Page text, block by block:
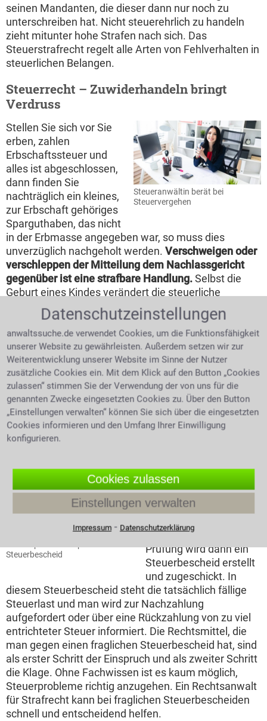
seinen Mandanten, die dieser dann nur noch zu
unterschreiben hat. Nicht steuerehrlich zu handeln
zieht mitunter hohe Strafen nach sich. Das
Steuerstrafrecht regelt alle Arten von Fehlverhalten in
steuerlichen Belangen.
Steuerrecht – Zuwiderhandeln bringt
Verdruss
Steueranwältin berät bei
Steuervergehen
Stellen Sie sich vor Sie
erben, zahlen
Erbschaftssteuer und
alles ist abgeschlossen,
dann finden Sie
nachträglich ein kleines,
zur Erbschaft gehöriges
Sparguthaben, das nicht
in der Erbmasse angegeben war, so muss dies
unverzüglich nachgeholt werden. Verschweigen oder
verschleppen der Mitteilung dem Nachlassgericht
gegenüber ist eine strafbare Handlung.Selbst die
Geburt eines Kindes verändert die steuerliche
Situation und muss angegeben werden. Ein
Firmeninhaber hat jedoch noch mit viel komplexeren
steuerlichen Themen zu kämpfen, die steuerliches
Fachwissen erfordern.Gegen das Steuerrecht zu
verstoßen zieht Strafen nach sich.Ein frühzeitiger
Gang zum Anwalt für Steuerrecht, ist bei Fragen das
Steuerrecht betreffend, unbedingt anzuraten. Sie
suchen einen Anwalt für Steuerrecht? Wir können
Ihnen helfen.
Rechtliche Schritte gegen einen
Steuerbescheid
Hat man die Pflicht eine
Steuererklärung
abzugeben so schickt
man diese an das
Finanzamt. Nach
Prüfung wird dann ein
Steuerbescheid erstellt
und zugeschickt. In
diesem Steuerbescheid steht die tatsächlich fällige
Steuerlast und man wird zur Nachzahlung
aufgefordert oder über eine Rückzahlung von zu viel
entrichteter Steuer informiert. Die Rechtsmittel, die
man gegen einen fraglichen Steuerbescheid hat, sind
als erster Schritt der Einspruch und als zweiter Schritt
die Klage. Ohne Fachwissen ist es kaum möglich,
Steuerprobleme richtig anzugehen. Ein Rechtsanwalt
für Strafrecht kann bei fraglichen Steuerbescheiden
schnell und entscheidend helfen.
Datenschutzeinstellungen
anwaltssuche.de verwendet Cookies, um die Funktionsfähigkeit
unserer Website zu gewährleisten. Außerdem setzen wir zur
Weiterentwicklung unserer Website im Sinne der Nutzer
zusätzliche Cookies ein. Mit dem Klick auf den Button „Cookies
zulassen“ stimmen Sie der Verwendung der von uns für die
genannten Zwecke eingesetzten Cookies zu. Über den Button
„Einstellungen verwalten“ können Sie sich über die eingesetzten
Cookies informieren und den Umfang Ihrer Einwilligung
konfigurieren.
Cookies zulassen
Einstellungen verwalten
Impressum⁃ Datenschutzerklärung